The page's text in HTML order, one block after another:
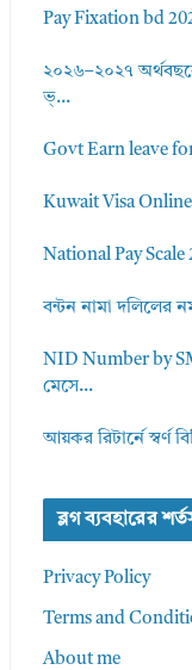
Pay Fixation bd
২০২৬–২০২৭
ভ্...
Govt Earn leave
Kuwait Visa
National Pay Scale
বন্টন নামা দলিলের
NID Number by
মেসে...
আয়কর রিটার্নে স্বর্ণ
ব্লগ ব্যবহারের
Privacy Policy
Terms and
About me